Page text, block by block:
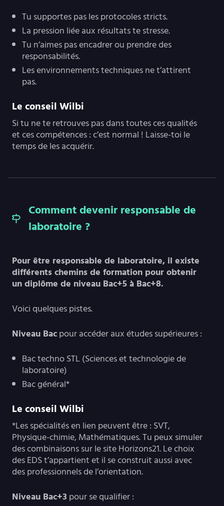
Tu supportes pas les protocoles stricts.
La pression liée aux résultats te stresse.
Tu n’aimes pas encadrer ou prendre des
responsabilités.
Les environnements techniques ne t’attirent
pas.
Le conseil Wilbi
Si tu ne te retrouves pas dans toutes ces qualités
et ces compétences : c’est normal ! Laisse-toi le
temps de les acquérir.
Comment devenir responsable de
laboratoire ?
Pour être responsable de laboratoire, il existe
différents chemins de formation pour obtenir
un diplôme de niveau Bac+5 à Bac+8.
Voici quelques pistes.
Niveau Bacpour accéder aux études supérieures :
Bac techno STL (Sciences et technologie de
laboratoire)
Bac général*
Le conseil Wilbi
*Les spécialités en lien peuvent être : SVT,
Physique-chimie, Mathématiques. Tu peux simuler
des combinaisons sur le site Horizons21. Le choix
des EDS t’appartient et il se construit aussi avec
des professionnels de l’orientation.
Niveau Bac+3 pour se qualifier :